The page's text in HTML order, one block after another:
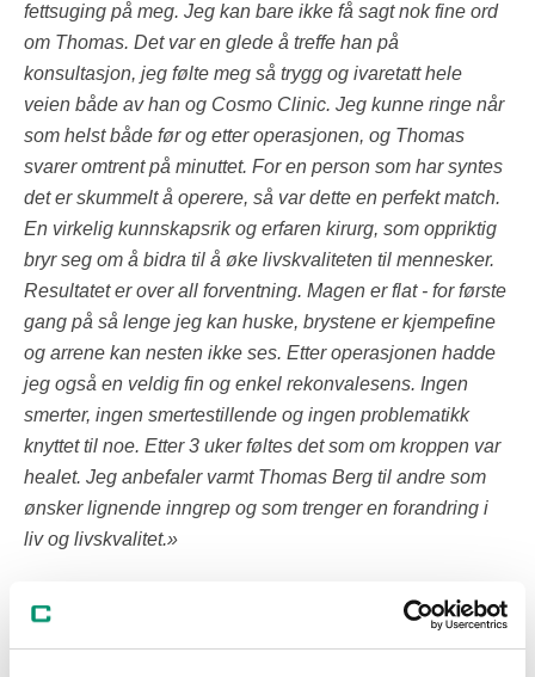
fettsuging på meg. Jeg kan bare ikke få sagt nok fine ord
om Thomas. Det var en glede å treffe han på
konsultasjon, jeg følte meg så trygg og ivaretatt hele
veien både av han og Cosmo Clinic. Jeg kunne ringe når
som helst både før og etter operasjonen, og Thomas
svarer omtrent på minuttet. For en person som har syntes
det er skummelt å operere, så var dette en perfekt match.
En virkelig kunnskapsrik og erfaren kirurg, som oppriktig
bryr seg om å bidra til å øke livskvaliteten til mennesker.
Resultatet er over all forventning. Magen er flat - for første
gang på så lenge jeg kan huske, brystene er kjempefine
og arrene kan nesten ikke ses. Etter operasjonen hadde
jeg også en veldig fin og enkel rekonvalesens. Ingen
smerter, ingen smertestillende og ingen problematikk
knyttet til noe. Etter 3 uker føltes det som om kroppen var
healet. Jeg anbefaler varmt Thomas Berg til andre som
ønsker lignende inngrep og som trenger en forandring i
liv og livskvalitet.»
sympatisk plastisk kirurg, men hadde aldri trodd at
operasjonen skulle gå så greit og at resultatet skulle bli